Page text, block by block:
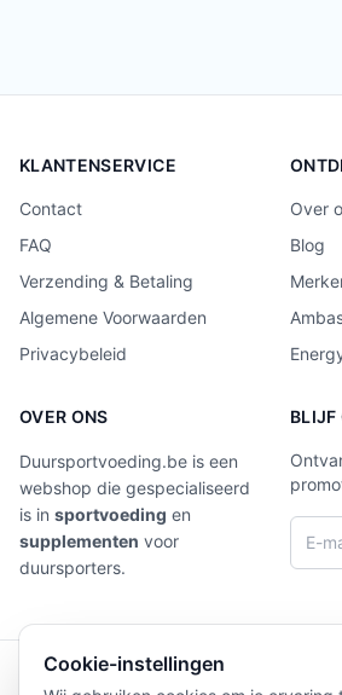
KLANTENSERVICE
Contact
FAQ
Verzending & Betaling
Algemene Voorwaarden
Privacybeleid
Over
Blog
OVER ONS
Duursportvoeding.be is een
webshop die gespecialiseerd
is in sportvoeding en
supplementen voor
duursporters.
BLIJF
4,9/5 Laat
Cookie-instellingen